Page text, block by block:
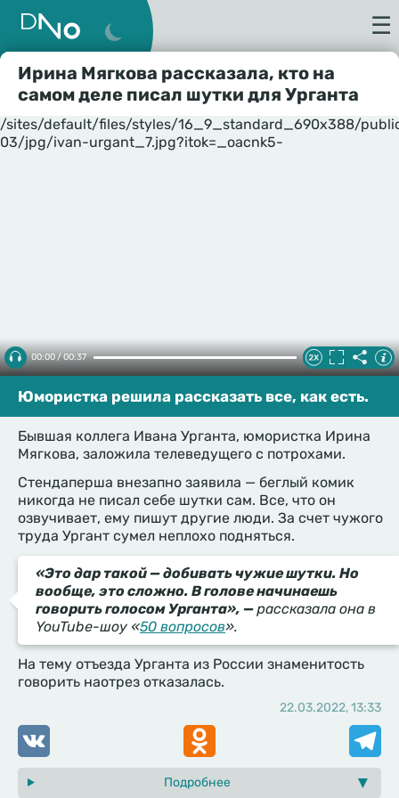
☰
Ирина Мягкова рассказала, кто на
самом деле писал шутки для Урганта
/sites/default/files/styles/16_9_standard_690x388/
03/jpg/ivan-urgant_7.jpg?itok=_oacnk5-
00:00 / 00:37
Юмористка решила рассказать все, как есть.
Бывшая коллега Ивана Урганта, юмористка Ирина
Мягкова, заложила телеведущего с потрохами.
Стендаперша внезапно заявила — беглый комик
никогда не писал себе шутки сам. Все, что он
озвучивает, ему пишут другие люди. За счет чужого
труда Ургант сумел неплохо подняться.
«Это дар такой — добивать чужие шутки. Но
вообще, это сложно. В голове начинаешь
говорить голосом Урганта», —рассказала она в
YouTube-шоу «50 вопросов».
На тему отъезда Урганта из России знаменитость
говорить наотрез отказалась.
22.03.2022, 13:33
VK Odnoklassniki
Подробнее